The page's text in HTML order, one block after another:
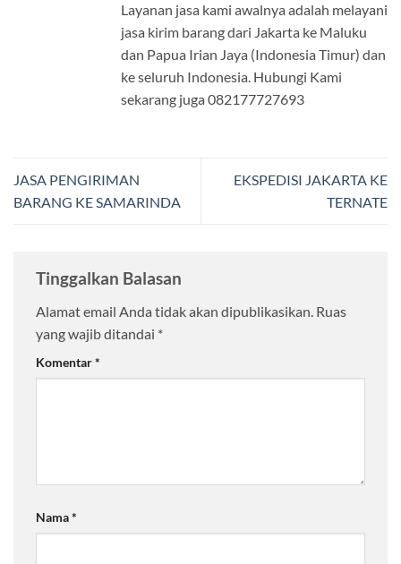
Layanan jasa kami awalnya adalah melayani
jasa kirim barang dari Jakarta ke Maluku
dan Papua Irian Jaya (Indonesia Timur) dan
ke seluruh Indonesia. Hubungi Kami
sekarang juga 082177727693
JASA PENGIRIMAN
BARANG KE SAMARINDA
EKSPEDISI JAKARTA KE
TERNATE
Tinggalkan Balasan
Alamat email Anda tidak akan dipublikasikan. Ruas
yang wajib ditandai *
Komentar*
Nama*